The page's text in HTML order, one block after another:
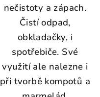
nečistoty a zápach.
Čistí odpad,
obkladačky, i
spotřebiče. Své
využití ale nalezne i
při tvorbě kompotů a